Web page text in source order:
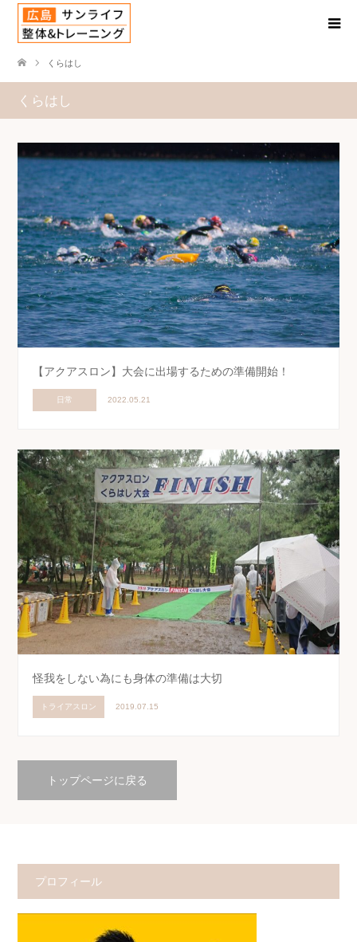
くらはし
くらはし
【アクアスロン】大会に出場するための準備開始！
日常 2022.05.21
怪我をしない為にも身体の準備は大切
トライアスロン 2019.07.15
トップページに戻る
プロフィール